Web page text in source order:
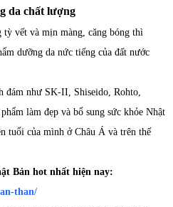
da chất lượng
tỳ vết và mịn màng, căng bóng thì
dưỡng da nức tiếng của đất nước
đám như SK-II, Shiseido, Rohto,
làm đẹp và bổ sung sức khỏe Nhật
tuổi của mình ở Châu Á và trên thế
Bản hot nhất hiện nay:
than/